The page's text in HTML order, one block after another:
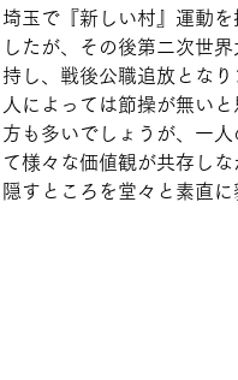
埼玉で『新しい村』運動を
したが、その後第二次世
持し、戦後公職追放となり
人によっては節操が無いと
方も多いでしょうが、一人
て様々な価値観が共存し
隠すところを堂々と素直